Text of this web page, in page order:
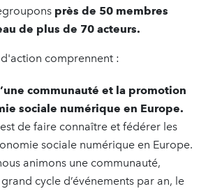
près de 50 membres
de plus de 70 acteurs.
comprennent :
communauté et la promotion
sociale numérique en Europe.
de faire connaître et fédérer les
sociale numérique en Europe.
animons une communauté,
cycle d’événements par an, le